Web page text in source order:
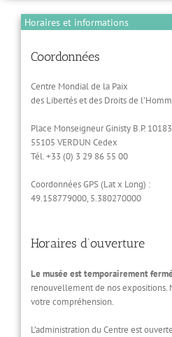
Horaires et informations
Coordonnées
Centre Mondial de la Paix
des Libertés et des Droits de
Place Monseigneur Ginisty B.P. 10183
55105 VERDUN Cedex
Tél. +33 (0) 3 29 86 55 00
Coordonnées GPS (Lat x Long) :
49.158779000, 5.380270000
Horaires d’ouverture
Le musée est temporairement fermé
renouvellement de nos expositions.
votre compréhension.
L’administration du Centre est